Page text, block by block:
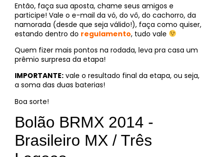
Então, faça sua aposta, chame seus amigos e
participe! Vale o e-mail da vó, do vô, do cachorro, da
namorada (desde que seja válido!), faça como quiser,
estando dentro do regulamento, tudo vale
Quem fizer mais pontos na rodada, leva pra casa um
prêmio surpresa da etapa!
IMPORTANTE: vale o resultado final da etapa, ou seja,
a soma das duas baterias!
Boa sorte!